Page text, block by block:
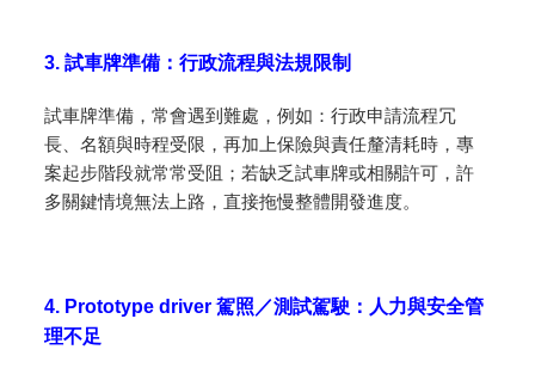
3. 試車牌準備：行政流程與法規限制
試車牌準備，常會遇到難處，例如：行政申請流程冗
長、名額與時程受限，再加上保險與責任釐清耗時，專
案起步階段就常常受阻；若缺乏試車牌或相關許可，許
多關鍵情境無法上路，直接拖慢整體開發進度。
4. Prototype driver 駕照／測試駕駛：人力與安全管
理不足